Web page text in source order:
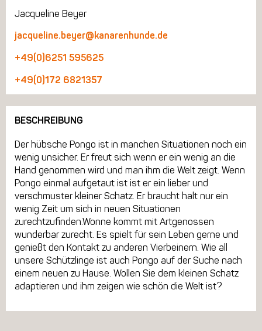
Jacqueline Beyer
jacqueline.beyer@kanarenhunde.de
+49(0)6251 595625
+49(0)172 6821357
BESCHREIBUNG
Der hübsche Pongo ist in manchen Situationen noch ein
wenig unsicher. Er freut sich wenn er ein wenig an die
Hand genommen wird und man ihm die Welt zeigt. Wenn
Pongo einmal aufgetaut ist ist er ein lieber und
verschmuster kleiner Schatz. Er braucht halt nur ein
wenig Zeit um sich in neuen Situationen
zurechtzufinden.Wonne kommt mit Artgenossen
wunderbar zurecht. Es spielt für sein Leben gerne und
genießt den Kontakt zu anderen Vierbeinern. Wie all
unsere Schützlinge ist auch Pongo auf der Suche nach
einem neuen zu Hause. Wollen Sie dem kleinen Schatz
adaptieren und ihm zeigen wie schön die Welt ist?